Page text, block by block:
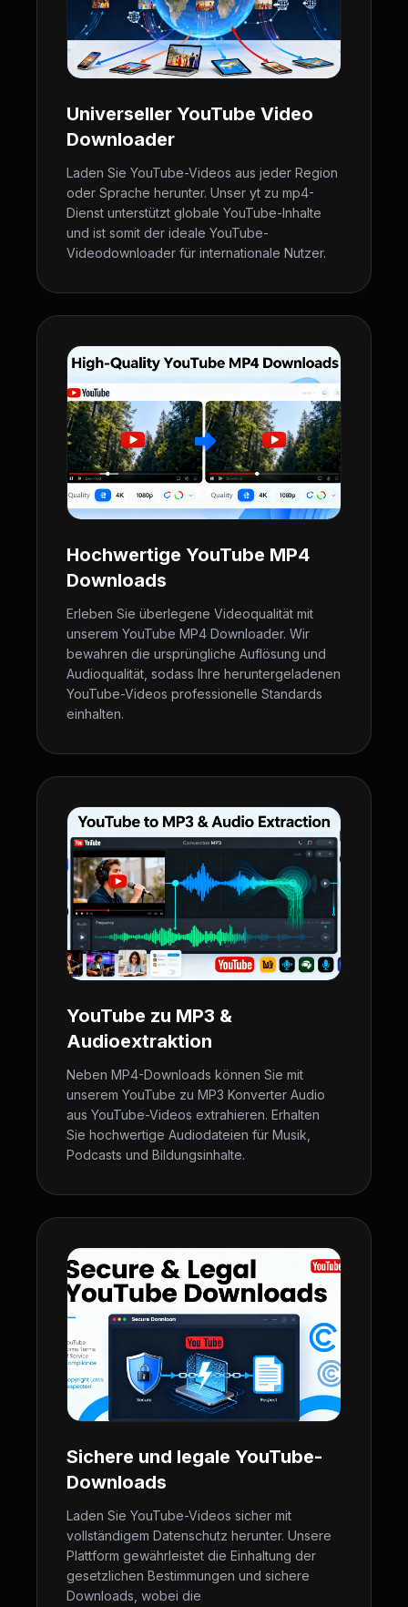
Universeller YouTube Video
Downloader
Laden Sie YouTube-Videos aus jeder Region
oder Sprache herunter. Unser yt zu mp4-
Dienst unterstützt globale YouTube-Inhalte
und ist somit der ideale YouTube-
Videodownloader für internationale Nutzer.
Hochwertige YouTube MP4
Downloads
Erleben Sie überlegene Videoqualität mit
unserem YouTube MP4 Downloader. Wir
bewahren die ursprüngliche Auflösung und
Audioqualität, sodass Ihre heruntergeladenen
YouTube-Videos professionelle Standards
einhalten.
YouTube zu MP3 &
Audioextraktion
Neben MP4-Downloads können Sie mit
unserem YouTube zu MP3 Konverter Audio
aus YouTube-Videos extrahieren. Erhalten
Sie hochwertige Audiodateien für Musik,
Podcasts und Bildungsinhalte.
Sichere und legale YouTube-
Downloads
Laden Sie YouTube-Videos sicher mit
vollständigem Datenschutz herunter. Unsere
Plattform gewährleistet die Einhaltung der
gesetzlichen Bestimmungen und sichere
Downloads, wobei die